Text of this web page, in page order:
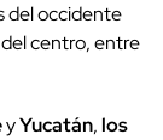
del occidente
del centro, entre
yYucatán,los